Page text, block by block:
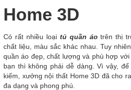
Home 3D
Có rất nhiều loại tủ quần áo trên thị
chất liệu, màu sắc khác nhau. Tuy
quần áo đẹp, chất lượng và phù hợp
bạn thì không phải dễ dàng. Vì vậy,
kiếm, xưởng nội thất Home 3D đã cho
đa dạng và phong phú.